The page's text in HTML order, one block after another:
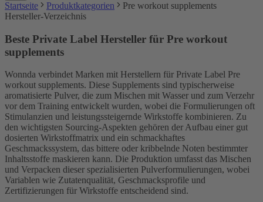
Startseite Produktkategorien
Pre workout supplements
Hersteller-Verzeichnis
Beste Private Label Hersteller für Pre workout
supplements
Wonnda verbindet Marken mit Herstellern für Private Label Pre
workout supplements. Diese Supplements sind typischerweise
aromatisierte Pulver, die zum Mischen mit Wasser und zum Verzehr
vor dem Training entwickelt wurden, wobei die Formulierungen oft
Stimulanzien und leistungssteigernde Wirkstoffe kombinieren. Zu
den wichtigsten Sourcing-Aspekten gehören der Aufbau einer gut
dosierten Wirkstoffmatrix und ein schmackhaftes
Geschmackssystem, das bittere oder kribbelnde Noten bestimmter
Inhaltsstoffe maskieren kann. Die Produktion umfasst das Mischen
und Verpacken dieser spezialisierten Pulverformulierungen, wobei
Variablen wie Zutatenqualität, Geschmacksprofile und
Zertifizierungen für Wirkstoffe entscheidend sind.